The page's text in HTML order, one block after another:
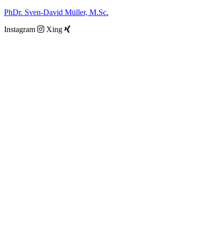
Zum
springen
PhDr. Sven-David Müller, M.Sc.
Instagram
Xing